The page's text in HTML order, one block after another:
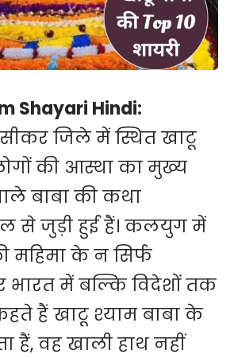
Shayari Hindi:
जिले में स्थित खाटू
की आस्था का मुख्य
बाबा की कथा
से जुड़ी हुई हैं। कलयुग में
महिमा के न सिर्फ
भारत में बल्कि विदेशों तक
हैं खाटू श्याम बाबा के
हैं, वह खाली हाथ नहीं